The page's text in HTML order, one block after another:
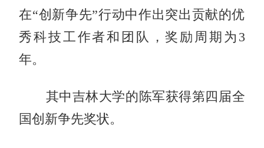
在“创新争先”行动中作出突出贡献的优
秀科技工作者和团队，奖励周期为3
年。
其中吉林大学的陈军获得第四届全
国创新争先奖状。